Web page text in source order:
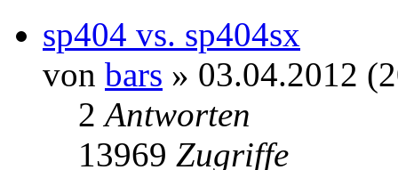
sp404 vs. sp404sx
von bars » 03.04.2012
2Antworten
13969 Zugriffe